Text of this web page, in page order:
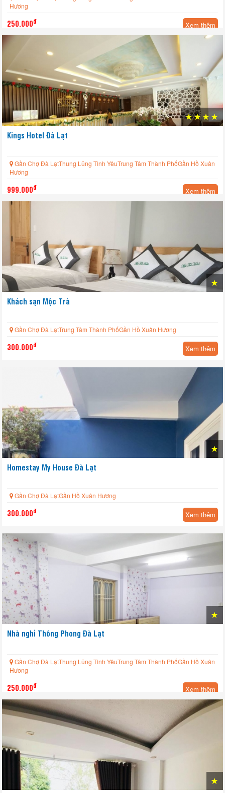
Hương
250.000đ Xem thêm
Kings Hotel Đà Lạt
Gần Chợ Đà LạtThung Lũng Tình YêuTrung Tâm Thành PhốGần Hồ Xuân
Hương
999.000đ Xem thêm
Khách sạn Mộc Trà
Gần Chợ Đà LạtTrung Tâm Thành PhốGần Hồ Xuân Hương
300.000đ Xem thêm
Homestay My House Đà Lạt
Gần Chợ Đà LạtGần Hồ Xuân Hương
300.000đ Xem thêm
Nhà nghỉ Thông Phong Đà Lạt
Gần Chợ Đà LạtThung Lũng Tình YêuTrung Tâm Thành PhốGần Hồ Xuân
Hương
250.000đ Xem thêm